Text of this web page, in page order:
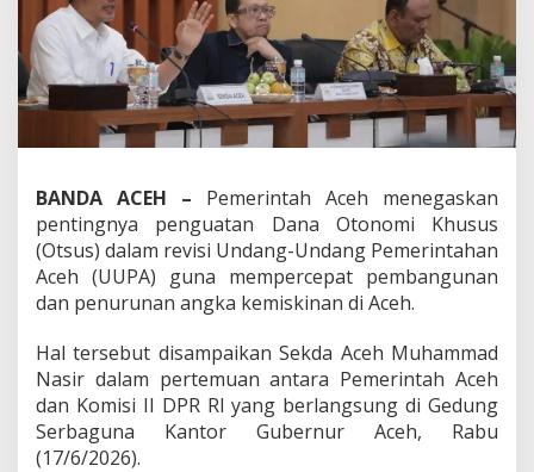
n
g
P
e
n
g
a
O
s
u
d
a
m
BANDA ACEH – Pemerintah Aceh menegaskan
pentingnya penguatan Dana Otonomi Khusus
(Otsus) dalam revisi Undang-Undang Pemerintahan
Aceh (UUPA) guna mempercepat pembangunan
dan penurunan angka kemiskinan di Aceh.
Hal tersebut disampaikan Sekda Aceh Muhammad
Nasir dalam pertemuan antara Pemerintah Aceh
dan Komisi II DPR RI yang berlangsung di Gedung
Serbaguna Kantor Gubernur Aceh, Rabu
(17/6/2026).